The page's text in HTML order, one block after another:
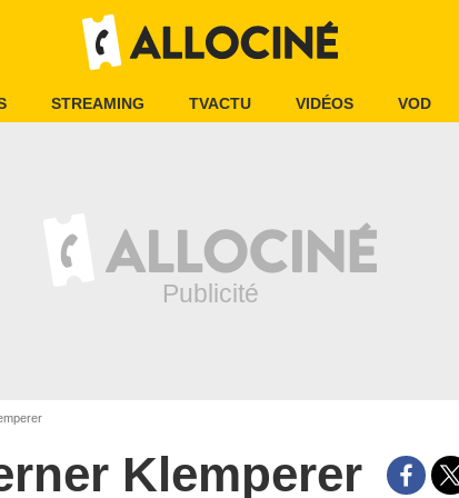
STREAMING TVACTU VIDÉOS VOD
Klemperer